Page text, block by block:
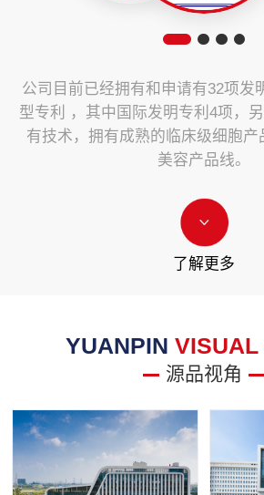
公司目前已经拥有和申请有32项发
型专利 ，其中国际发明专利4项，
有技术，拥有成熟的临床级细胞产
美容产品线。
了解更多
YUANPIN VISUAL
源品视角